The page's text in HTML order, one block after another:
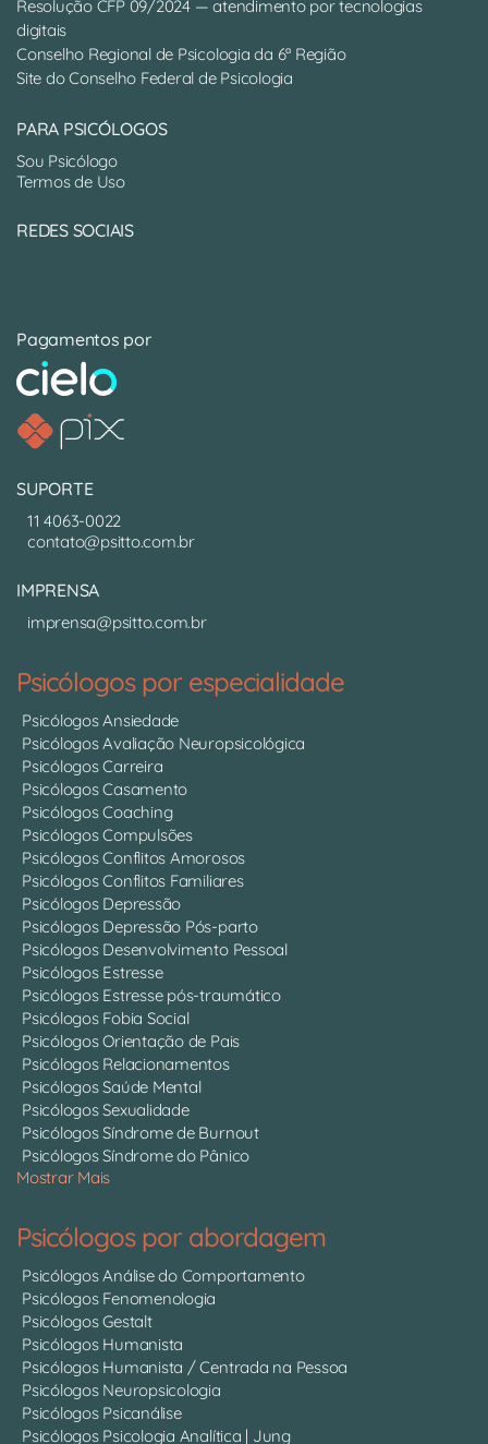
Resolução CFP 09/2024 — atendimento por tecnologias
digitais
Conselho Regional de Psicologia da 6ª Região
Site do Conselho Federal de Psicologia
PARA PSICÓLOGOS
Sou Psicólogo
Termos de Uso
REDES SOCIAIS
Pagamentos por
SUPORTE
11 4063-0022
contato@psitto.com.br
IMPRENSA
imprensa@psitto.com.br
Psicólogos por especialidade
Psicólogos Ansiedade
Psicólogos Avaliação Neuropsicológica
Psicólogos Carreira
Psicólogos Casamento
Psicólogos Coaching
Psicólogos Compulsões
Psicólogos Conflitos Amorosos
Psicólogos Conflitos Familiares
Psicólogos Depressão
Psicólogos Depressão Pós-parto
Psicólogos Desenvolvimento Pessoal
Psicólogos Estresse
Psicólogos Estresse pós-traumático
Psicólogos Fobia Social
Psicólogos Orientação de Pais
Psicólogos Relacionamentos
Psicólogos Saúde Mental
Psicólogos Sexualidade
Psicólogos Síndrome de Burnout
Psicólogos Síndrome do Pânico
Mostrar Mais
Psicólogos por abordagem
Psicólogos Análise do Comportamento
Psicólogos Fenomenologia
Psicólogos Gestalt
Psicólogos Humanista
Psicólogos Humanista / Centrada na Pessoa
Psicólogos Neuropsicologia
Psicólogos Psicanálise
Psicólogos Psicologia Analítica | Jung